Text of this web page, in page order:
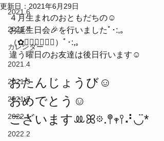
2021.6
2021.7
カレンダー
2021.4
2021.3
2021.2
2022.1
2022.2
更新日： 2021年6月29日
４月生まれのおともだちの☺︎
お誕生日会🎉を行いましたﾟ･:,｡
（✿ฺ❂ฺ◡ฺ❂ฺ）ﾟ･:,｡
違う曜日のお友達は後日行います☺︎
おたんじょうび☺︎
おめでとう☺︎
ございますꔛ‬ꕤ𖡼.𖤣𖥧𖥣⠜◡̈*